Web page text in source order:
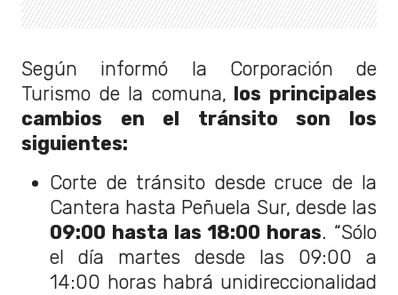
Según informó la Corporación de
Turismo de la comuna, los principales
cambios en el tránsito son los
siguientes:
Corte de tránsito desde cruce de la
Cantera hasta Peñuela Sur, desde las
09:00 hasta las 18:00 horas. “Sólo
el día martes desde las 09:00 a
14:00 horas habrá unidireccionalidad